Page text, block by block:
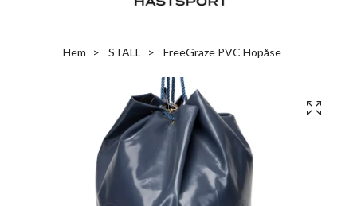
Hem STALL FreeGraze PVC Höpåse